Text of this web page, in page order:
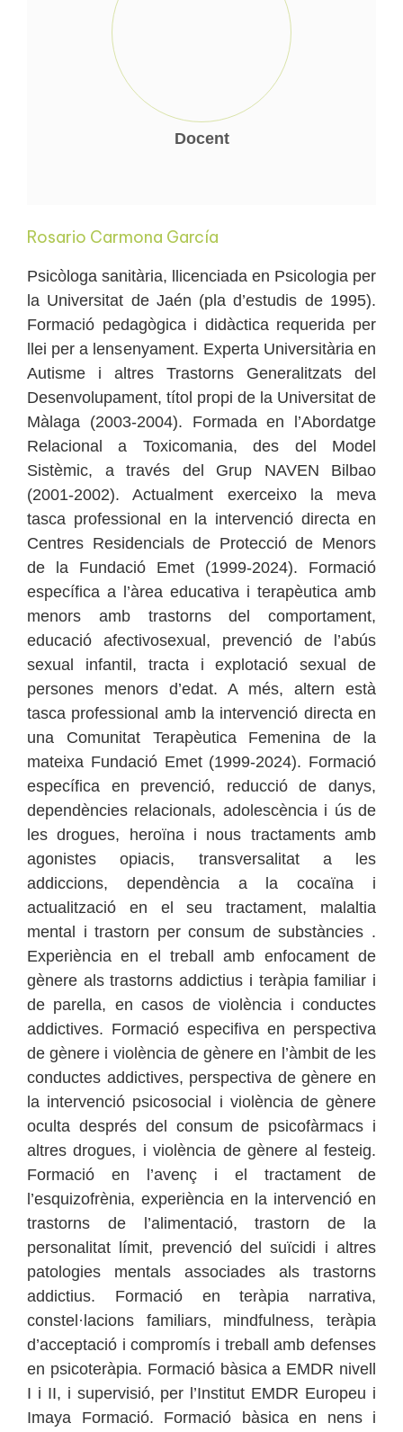
Docent
Rosario Carmona García
Psicòloga sanitària, llicenciada en Psicologia per
la Universitat de Jaén (pla d’estudis de 1995).
Formació pedagògica i didàctica requerida per
llei per a lensenyament. Experta Universitària en
Autisme i altres Trastorns Generalitzats del
Desenvolupament, títol propi de la Universitat de
Màlaga (2003-2004). Formada en l’Abordatge
Relacional a Toxicomania, des del Model
Sistèmic, a través del Grup NAVEN Bilbao
(2001-2002). Actualment exerceixo la meva
tasca professional en la intervenció directa en
Centres Residencials de Protecció de Menors
de la Fundació Emet (1999-2024). Formació
específica a l’àrea educativa i terapèutica amb
menors amb trastorns del comportament,
educació afectivosexual, prevenció de l’abús
sexual infantil, tracta i explotació sexual de
persones menors d’edat. A més, altern està
tasca professional amb la intervenció directa en
una Comunitat Terapèutica Femenina de la
mateixa Fundació Emet (1999-2024). Formació
específica en prevenció, reducció de danys,
dependències relacionals, adolescència i ús de
les drogues, heroïna i nous tractaments amb
agonistes opiacis, transversalitat a les
addiccions, dependència a la cocaïna i
actualització en el seu tractament, malaltia
mental i trastorn per consum de substàncies .
Experiència en el treball amb enfocament de
gènere als trastorns addictius i teràpia familiar i
de parella, en casos de violència i conductes
addictives. Formació especifiva en perspectiva
de gènere i violència de gènere en l’àmbit de les
conductes addictives, perspectiva de gènere en
la intervenció psicosocial i violència de gènere
oculta després del consum de psicofàrmacs i
altres drogues, i violència de gènere al festeig.
Formació en l’avenç i el tractament de
l’esquizofrènia, experiència en la intervenció en
trastorns de l’alimentació, trastorn de la
personalitat límit, prevenció del suïcidi i altres
patologies mentals associades als trastorns
addictius. Formació en teràpia narrativa,
constel·lacions familiars, mindfulness, teràpia
d’acceptació i compromís i treball amb defenses
en psicoteràpia. Formació bàsica a EMDR nivell
I i II, i supervisió, per l’Institut EMDR Europeu i
Imaya Formació. Formació bàsica en nens i